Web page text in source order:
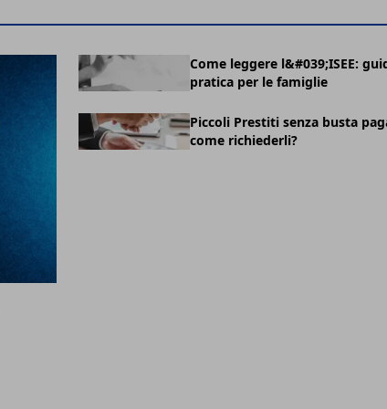
Come leggere l&#039;ISEE:
pratica per le famiglie
Piccoli Prestiti senza busta
come richiederli?